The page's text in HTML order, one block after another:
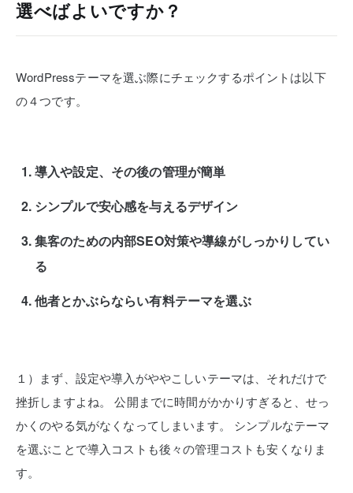
選べばよいですか？
WordPressテーマを選ぶ際にチェックするポイントは以下
の４つです。
導入や設定、その後の管理が簡単
シンプルで安心感を与えるデザイン
集客のための内部SEO対策や導線がしっかりしてい
る
他者とかぶらならい有料テーマを選ぶ
１）まず、設定や導入がややこしいテーマは、それだけで
挫折しますよね。
公開までに時間がかかりすぎると、せっ
かくのやる気がなくなってしまいます。
シンプルなテーマ
を選ぶことで導入コストも後々の管理コストも安くなりま
す。